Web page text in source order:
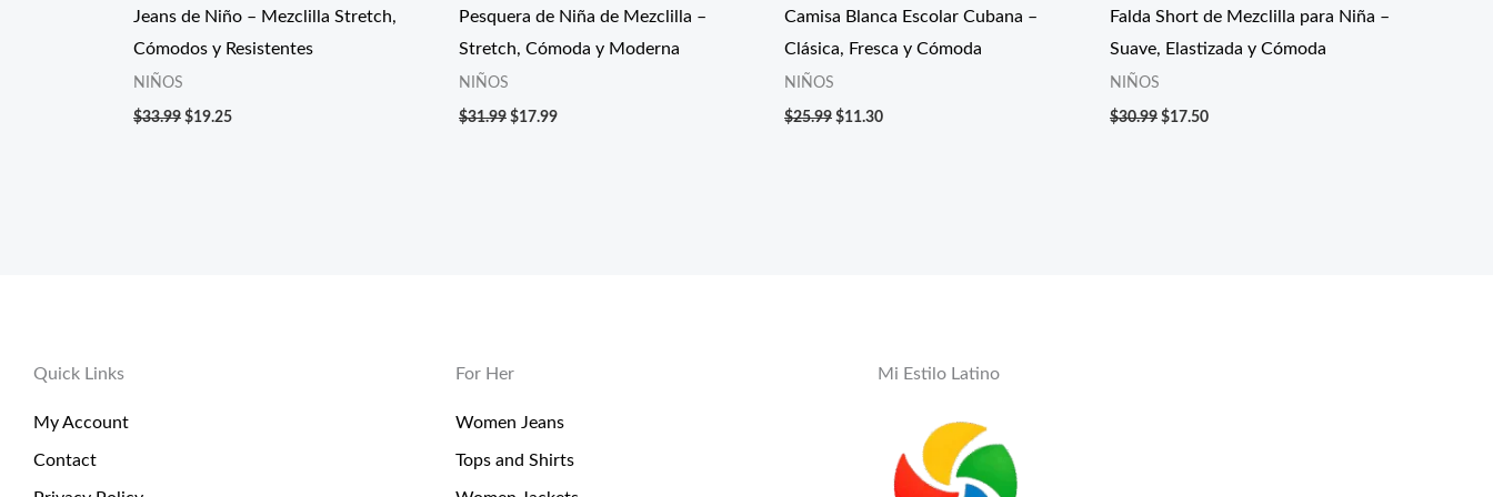
Jeans de Niño – Mezclilla Stretch,
Cómodos y Resistentes
NIÑOS
$33.99 $19.25
Pesquera de Niña de Mezclilla –
Stretch, Cómoda y Moderna
NIÑOS
$31.99 $17.99
Camisa Blanca Escolar Cubana –
Clásica, Fresca y Cómoda
NIÑOS
$25.99 $11.30
Falda Short de Mezclilla para Niña –
Suave, Elastizada y Cómoda
NIÑOS
$30.99 $17.50
Quick Links
My Account
Contact
For Her
Women Jeans
Tops and Shirts
Mi Estilo Latino